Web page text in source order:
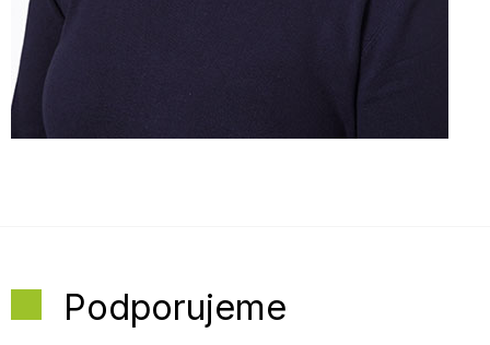
Podporujeme